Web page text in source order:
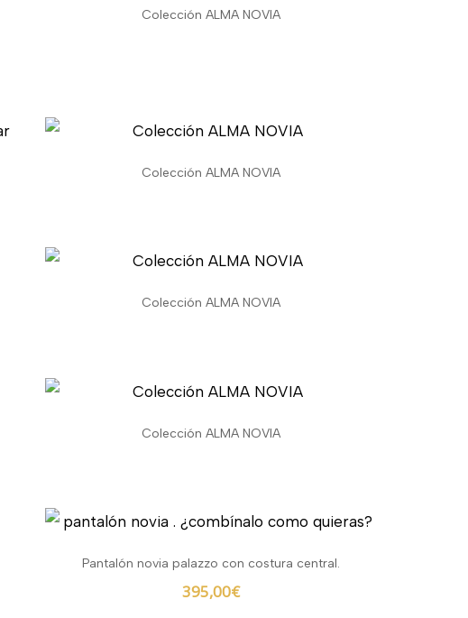
Colección ALMA NOVIA
Colección ALMA NOVIA
Colección ALMA NOVIA
Colección ALMA NOVIA
Pantalón novia palazzo con costura central.
395,00€